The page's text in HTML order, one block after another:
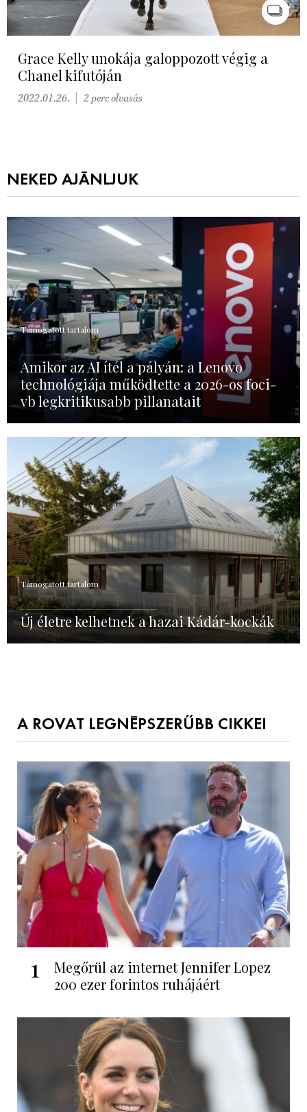
Grace Kelly unokája galoppozott végig a
Chanel kifutóján
2022.01.26. 2 perc olvasás
NEKED AJÁNLJUK
Támogatott tartalom
Amikor az AI ítél a pályán: a Lenovo
technológiája működtette a 2026-os foci-
vb legkritikusabb pillanatait
Támogatott tartalom
Új életre kelhetnek a hazai Kádár-kockák
A ROVAT LEGNÉPSZERŰBB CIKKEI
1
Megőrül az internet Jennifer Lopez
200 ezer forintos ruhájáért